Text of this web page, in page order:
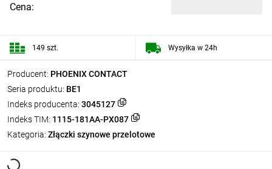
Producent: PHOENIX CONTACT
Seria produktu: BE1
Indeks producenta: 3045127
Indeks TIM: 1115-181AA-PX087
Kategoria: Złączki szynowe przelotowe
Cena:
149 szt. Wysyłka w 24h